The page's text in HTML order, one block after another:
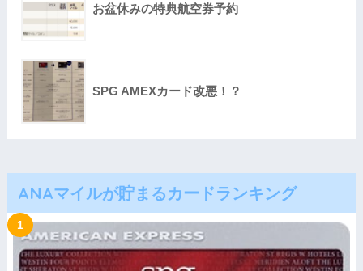
お盆休みの特典航空券予約
SPG AMEXカード改悪！？
ANAマイルが貯まるカードランキング